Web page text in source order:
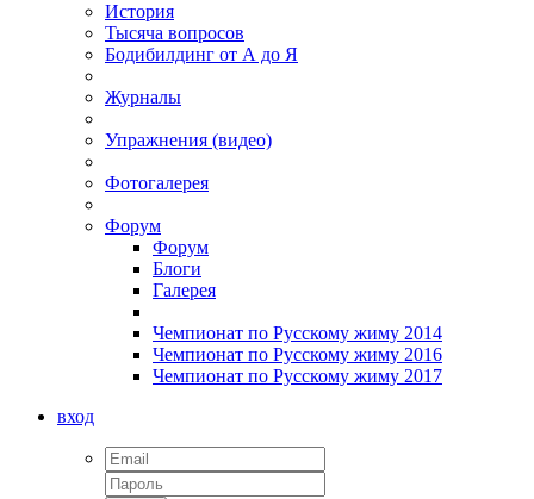
История
Тысяча вопросов
Бодибилдинг от А до Я
Журналы
Упражнения (видео)
Фотогалерея
Форум
Форум
Блоги
Галерея
Чемпионат по Русскому жиму 2014
Чемпионат по Русскому жиму 2016
Чемпионат по Русскому жиму 2017
вход